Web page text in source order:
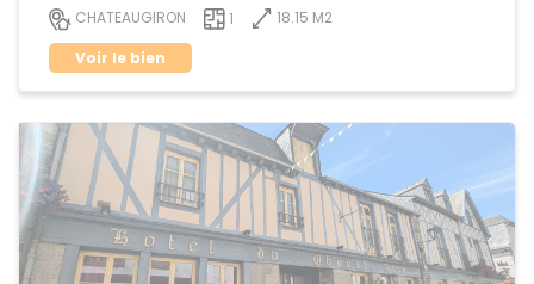
CHATEAUGIRON 1
18.15 M2
Voir le bien